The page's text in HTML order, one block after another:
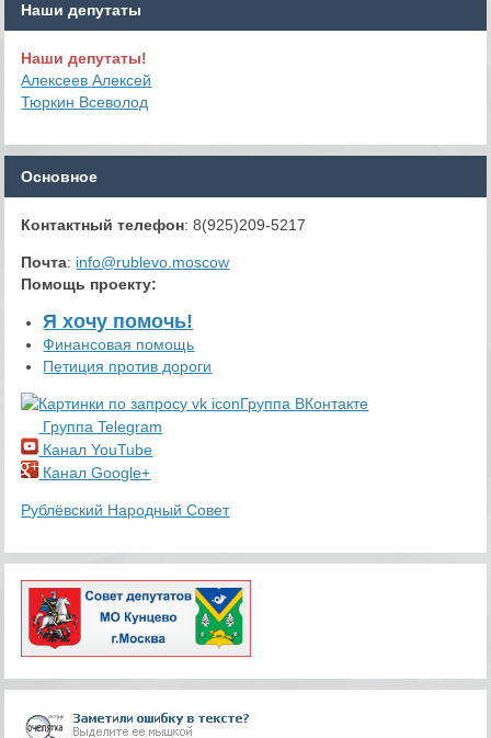
Наши депутаты
Наши депутаты!
Алексеев Алексей
Тюркин Всеволод
Основное
Контактный телефон: 8(925)209-5217
Почта: info@rublevo.moscow
Помощь проекту:
Я хочу помочь!
Финансовая помощь
Петиция против дороги
Группа ВКонтакте
Группа Telegram
Канал YouTube
Канал Google+
Рублёвский Народный Совет